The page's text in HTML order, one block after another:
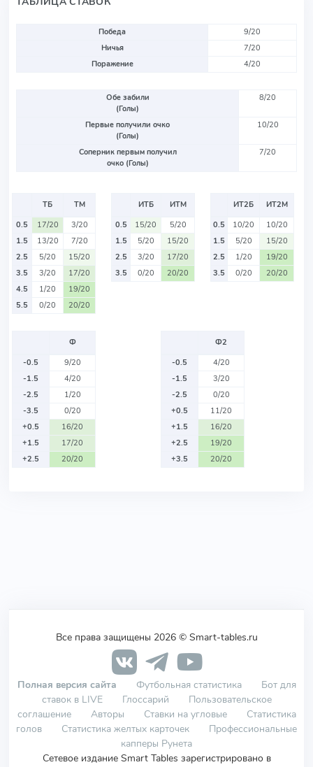
Победа
9/20
Ничья
7/20
Поражение
4/20
Обе забили
(Голы)
8/20
Первые получили очко
(Голы)
10/20
Соперник первым получил
очко (Голы)
7/20
ТБ
ТМ
0.5
17/20
3/20
1.5
13/20
7/20
2.5
5/20
15/20
3.5
3/20
17/20
4.5
1/20
19/20
5.5
0/20 20/20
ИТБ
ИТМ
0.5
15/20
5/20
1.5
5/20
15/20
2.5
3/20
17/20
3.5
0/20 20/20
ИТ2Б
ИТ2М
0.5
10/20
10/20
1.5
5/20
15/20
2.5
1/20
19/20
3.5
0/20 20/20
Ф
-0.5
9/20
-1.5
4/20
-2.5
1/20
-3.5
0/20
+0.5
16/20
+1.5
17/20
+2.5
20/20
Ф2
-0.5
4/20
-1.5
3/20
-2.5
0/20
+0.5
11/20
+1.5
16/20
+2.5
19/20
+3.5
20/20
Все права защищены 2026 © Smart-tables.ru
Полная версия сайта Футбольная статистика
Бот для
ставок в LIVE
Глоссарий
Пользовательское
соглашение
Авторы Ставки на угловые
Статистика
голов
Статистика желтых карточек
Профессиональные
капперы Рунета
Сетевое издание Smart Tables зарегистрировано в